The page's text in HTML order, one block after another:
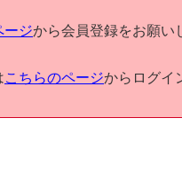
ージから会員登録をお願い
こちらのページからログイ